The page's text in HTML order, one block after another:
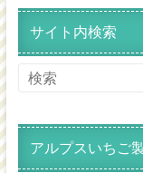
サイト内検索
アルプスいちご